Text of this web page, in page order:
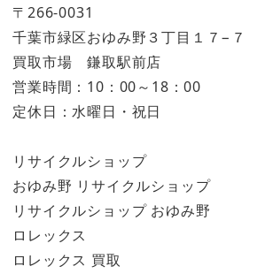
〒266-0031
千葉市緑区おゆみ野３丁目１７−７
買取市場 鎌取駅前店
営業時間：10：00～18：00
定休日：水曜日・祝日
リサイクルショップ
おゆみ野 リサイクルショップ
リサイクルショップ おゆみ野
ロレックス
ロレックス 買取